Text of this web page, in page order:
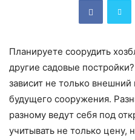
Планируете соорудить
другие садовые
зависит не только
будущего сооружения.
разному ведут себя под
учитывать не только цену,